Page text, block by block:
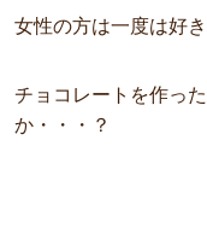
女性の方は一度は好
チョコレートを作っ
か・・・？